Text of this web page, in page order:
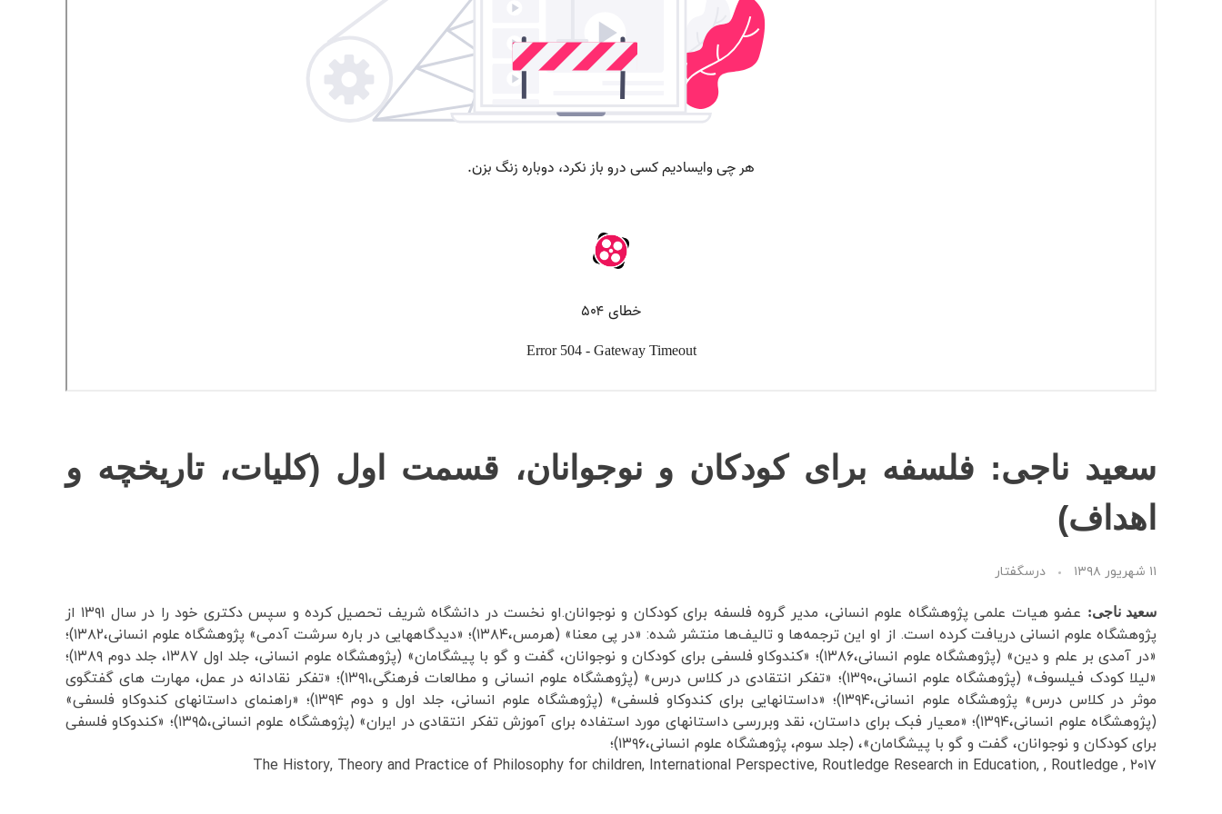
سعید ناجی: فلسفه برای کودکان و نوجوانان، قسمت اول (کلیات، تاریخچه و
اهداف)
۱۱ شهریور ۱۳۹۸ درسگفتار
سعید ناجی:
عضو هیات علمی پژوهشگاه علوم انسانی، مدیر گروه فلسفه برای کودکان و نوجوانان.او نخست در دانشگاه شریف تحصیل کرده و سپس دکتری خود را در سال ۱۳۹۱ از
پژوهشگاه علوم انسانی دریافت کرده است. از او این ترجمه‌ها و تالیف‌ها منتشر شده: «در پی معنا» (هرمس،۱۳۸۴)؛ «دیدگاههایی در باره سرشت آدمی» پژوهشگاه علوم انسانی،۱۳۸۲)؛
«در آمدی بر علم و دین» (پژوهشگاه علوم انسانی،۱۳۸۶)؛ «کندوکاو فلسفی برای کودکان و نوجوانان، گفت و گو با پیشگامان» (پژوهشگاه علوم انسانی، جلد اول ۱۳۸۷، جلد دوم ۱۳۸۹)؛
«لیلا کودک فیلسوف» (پژوهشگاه علوم انسانی،۱۳۹۰)؛ «تفکر انتقادی در کلاس درس» (پژوهشگاه علوم انسانی و مطالعات فرهنگی،۱۳۹۱)؛ «تفکر نقادانه در عمل، مهارت های گفتگوی
موثر در کلاس درس» پژوهشگاه علوم انسانی،۱۳۹۴)؛ «داستانهایی برای کندوکاو فلسفی» (پژوهشگاه علوم انسانی، جلد اول و دوم ۱۳۹۴)؛ «راهنمای داستانهای کندوکاو فلسفی»
(پژوهشگاه علوم انسانی،۱۳۹۴)؛ «معیار فبک برای داستان، نقد وبررسی داستانهای مورد استفاده برای آموزش تفکر انتقادی در ایران» (پژوهشگاه علوم انسانی،۱۳۹۵)؛ «کندوکاو فلسفی
برای کودکان و نوجوانان، گفت و گو با پیشگامان»، (جلد سوم، پژوهشگاه علوم انسانی،۱۳۹۶)؛
The History, Theory and Practice of Philosophy for children, International Perspective, Routledge Research in Education, , Routledge , ۲۰۱۷